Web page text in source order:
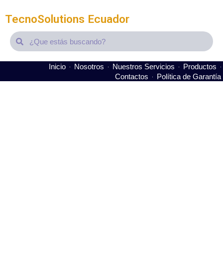
TecnoSolutions Ecuador
SearchSearch
Inicio Nosotros Nuestros Servicios
Productos
Contactos
Política de Garantía